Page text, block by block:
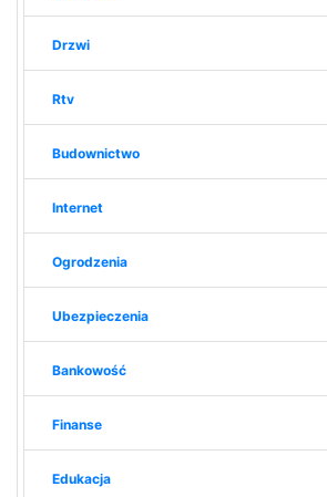
Drzwi
Rtv
Budownictwo
Internet
Ogrodzenia
Ubezpieczenia
Bankowość
Finanse
Edukacja